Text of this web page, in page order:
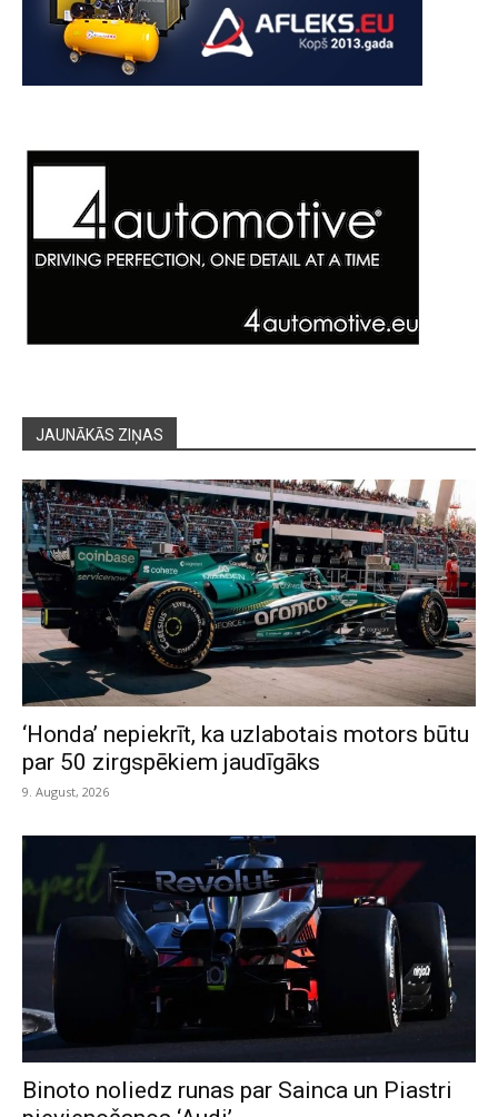
JAUNĀKĀS ZIŅAS
‘Honda’ nepiekrīt, ka uzlabotais motors būtu
par 50 zirgspēkiem jaudīgāks
9. August, 2026
Binoto noliedz runas par Sainca un Piastri